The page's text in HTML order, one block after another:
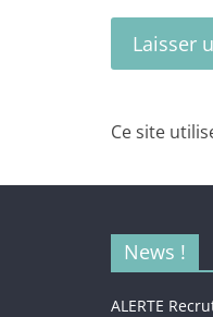
Ce site
News !
ALERTE